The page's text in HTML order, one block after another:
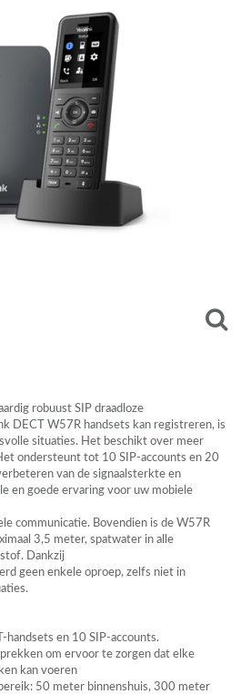
robuust SIP draadloze
DECT
W57R handsets kan registreren, is
situaties. Het beschikt over meer
ondersteunt tot 10 SIP-accounts en 20
van de signaalsterkte en
en goede ervaring voor uw mobiele
communicatie. Bovendien is de W57R
3,5 meter, spatwater in alle
Dankzij
geen enkele oproep, zelfs niet in
-handsets en 10 SIP-accounts.
om ervoor te zorgen dat elke
kan voeren
50 meter binnenshuis, 300 meter